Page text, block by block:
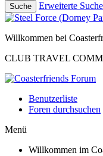
Suche Erweiterte
Willkommen bei
CLUB TRAVEL
Benutzerliste
Foren durchsuchen
Menü
Willkommen im